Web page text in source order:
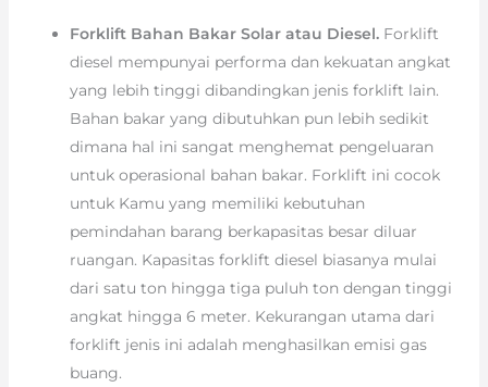
Forklift Bahan Bakar Solar atau Diesel. Forklift
diesel mempunyai performa dan kekuatan angkat
yang lebih tinggi dibandingkan jenis forklift lain.
Bahan bakar yang dibutuhkan pun lebih sedikit
dimana hal ini sangat menghemat pengeluaran
untuk operasional bahan bakar. Forklift ini cocok
untuk Kamu yang memiliki kebutuhan
pemindahan barang berkapasitas besar diluar
ruangan. Kapasitas forklift diesel biasanya mulai
dari satu ton hingga tiga puluh ton dengan tinggi
angkat hingga 6 meter. Kekurangan utama dari
forklift jenis ini adalah menghasilkan emisi gas
buang.